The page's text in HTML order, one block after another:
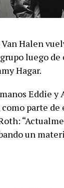
Halen
luego
Hagar.
Eddie y
parte
un